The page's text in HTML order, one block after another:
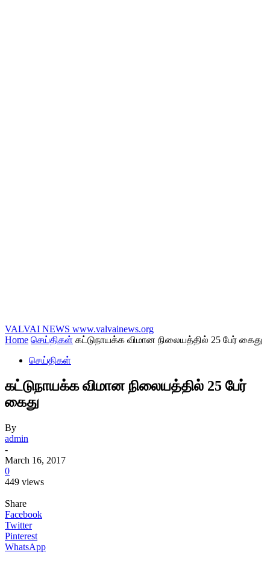
VALVAI NEWS www.valvainews.org
Home செய்திகள் கட்டுநாயக்க விமான நிலையத்தில் 25 பேர் கைது
செய்திகள்
கட்டுநாயக்க விமான நிலையத்தில் 25 பேர்
கைது
By
admin
-
March 16, 2017
0
449 views
Share
Facebook
Twitter
Pinterest
WhatsApp